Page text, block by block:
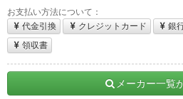
お支払い方法について：
代金引換
クレジットカード 銀
領収書
メーカー一覧